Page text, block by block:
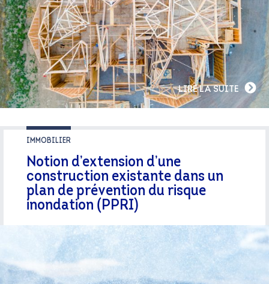
LIRE LA SUITE
IMMOBILIER
Notion d’extension d’une
construction existante dans un
plan de prévention du risque
inondation (PPRI)